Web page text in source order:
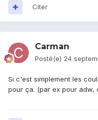
Citer
Carman
Posté(e) 24
Si c'est simplement les
pour ça. (par ex pour adw,